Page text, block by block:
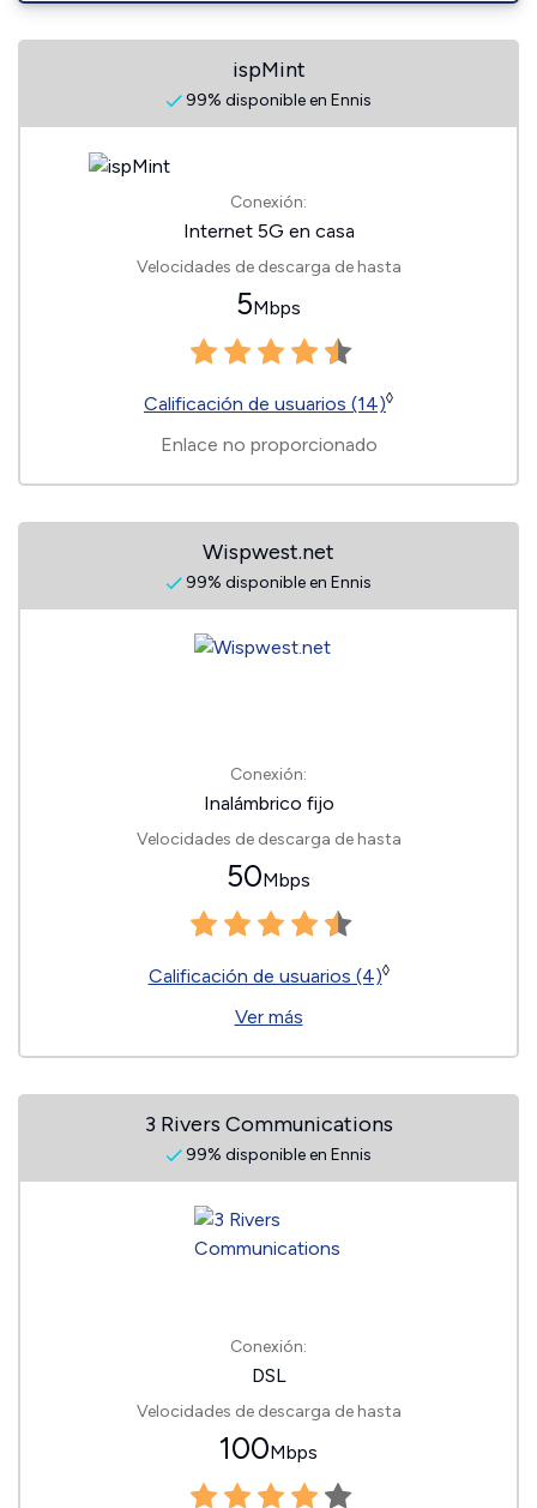
ispMint
99% disponible en Ennis
Conexión:
Internet 5G en casa
Velocidades de descarga de hasta
5Mbps
Calificación de usuarios (14)◊
Enlace no proporcionado
Wispwest.net
99% disponible en Ennis
Conexión:
Inalámbrico fijo
Velocidades de descarga de hasta
50Mbps
Calificación de usuarios (4)◊
Ver más
3 Rivers Communications
99% disponible en Ennis
Conexión:
DSL
Velocidades de descarga de hasta
100Mbps